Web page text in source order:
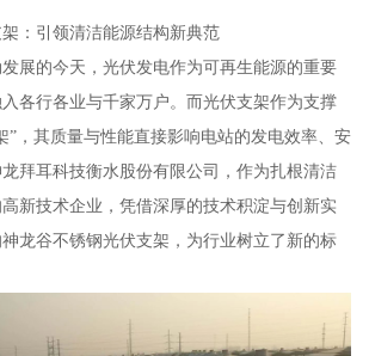
：引领清洁能源结构新典范
展的今天，光伏发电作为可再生能源的重要
各行各业与千家万户。而光伏支架作为支撑
”，其质量与性能直接影响电站的发电效率、安
拜耳科技衡水股份有限公司，作为扎根清洁
新技术企业，凭借深厚的技术积淀与创新实
龙谷不锈钢光伏支架，为行业树立了新的标